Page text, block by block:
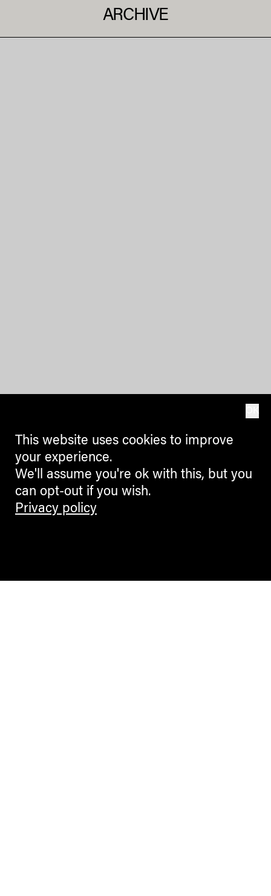
ARCHIVE
This website uses cookies to improve
your experience.
We'll assume you're ok with this, but you
can opt-out if you wish.
Privacy policy